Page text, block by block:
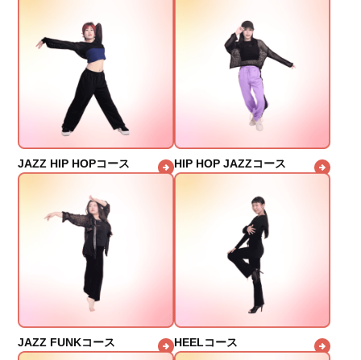
JAZZ HIP HOPコース HIP HOP JAZZコース
JAZZ FUNKコース HEELコース